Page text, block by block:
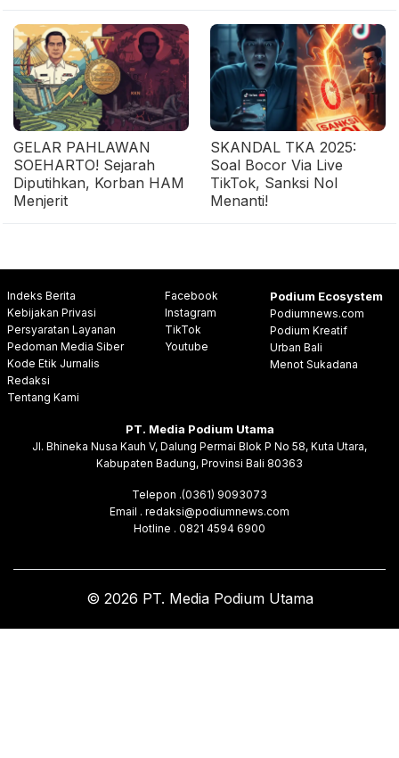
GELAR PAHLAWAN
SOEHARTO! Sejarah
Diputihkan, Korban HAM
Menjerit
SKANDAL TKA 2025:
Soal Bocor Via Live
TikTok, Sanksi Nol
Menanti!
Indeks Berita
Kebijakan Privasi
Persyaratan Layanan
Pedoman Media Siber
Kode Etik Jurnalis
Redaksi
Tentang Kami
Facebook
Instagram
TikTok
Youtube
Podium Ecosystem
Podiumnews.com
Podium Kreatif
Urban Bali
Menot Sukadana
PT. Media Podium Utama
Jl. Bhineka Nusa Kauh V, Dalung Permai Blok P No 58, Kuta Utara,
Kabupaten Badung, Provinsi Bali 80363
Telepon .(0361) 9093073
Email . redaksi@podiumnews.com
Hotline . 0821 4594 6900
© 2026 PT. Media Podium Utama